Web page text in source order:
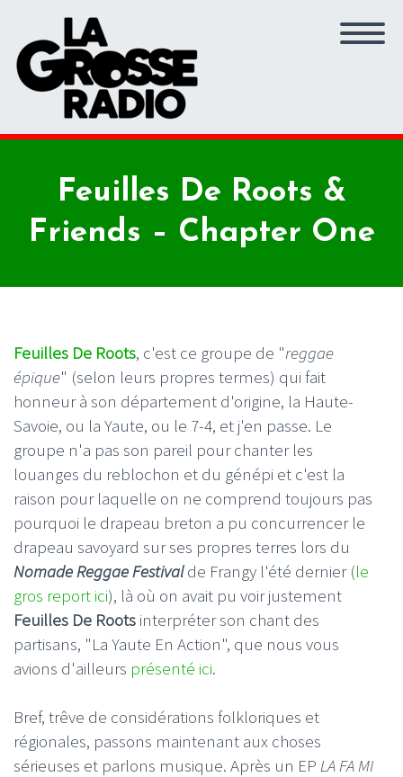
Feuilles De Roots &
Friends – Chapter One
Feuilles De Roots, c'est ce groupe de "reggae
épique" (selon leurs propres termes) qui fait
honneur à son département d'origine, la Haute-
Savoie, ou la Yaute, ou le 7-4, et j'en passe. Le
groupe n'a pas son pareil pour chanter les
louanges du reblochon et du génépi et c'est la
raison pour laquelle on ne comprend toujours pas
pourquoi le drapeau breton a pu concurrencer le
drapeau savoyard sur ses propres terres lors du
Nomade Reggae Festivalde Frangy l'été dernier (le
gros report ici), là où on avait pu voir justement
Feuilles De Roots interpréter son chant des
partisans, "La Yaute En Action", que nous vous
avions d'ailleurs présenté ici.
Bref, trêve de considérations folkloriques et
régionales, passons maintenant aux choses
sérieuses et parlons musique. Après un EP LA FA MI